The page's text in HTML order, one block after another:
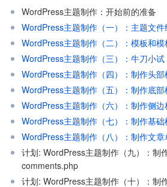
WordPress主题制作：开始前的准备
WordPress主题制作（一）：主题文件
WordPress主题制作（二）：模板和模
WordPress主题制作（三）：牛刀小试
WordPress主题制作（四）：制作头
WordPress主题制作（五）：制作底
WordPress主题制作（六）：制作侧
WordPress主题制作（七）：制作基
WordPress主题制作（八）：制作文
计划: WordPress主题制作（九）：制
comments.php
计划: WordPress主题制作（十）：制